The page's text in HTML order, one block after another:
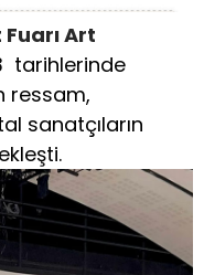
Art
tarihlerinde
ressam,
sanatçıların